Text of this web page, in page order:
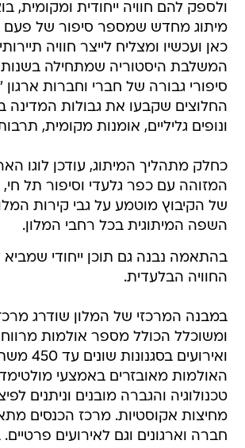
ולספק להם חוויה ייחודית ומקומית,
מיתוג מחדש שמספר סיפור של
כאן ועכשיו ומצליח לייצר חוויה
סיפורי גבורה של חברי וחברות
החלוצים שקבעו את גבולות המדינה
ונופים גליליים, אומנות מקומית,
כחלק מתהליך המיתוג, עודכן לוגו
המזוהה עם כפר גלעדי וסיפור תל חי,
של הקיבוץ מוטמע על גבי קירות
השפה המיתוגית בכל רחבי המלון.
בהתאמה נבנה גם תוכן ייחודי שמביא
החוויה הבלעדית.
במבנה המרכזי של המלון שודרג
ומשוכלל הכולל מספר אולמות
ואירועים
האולמות מאובזרים באמצעי
טכנולוגיה והגברה מובנים וניתנים
מחיצות אקוסטיות. מרכז הכנסים
חברה וארגונים וגם לאירועים